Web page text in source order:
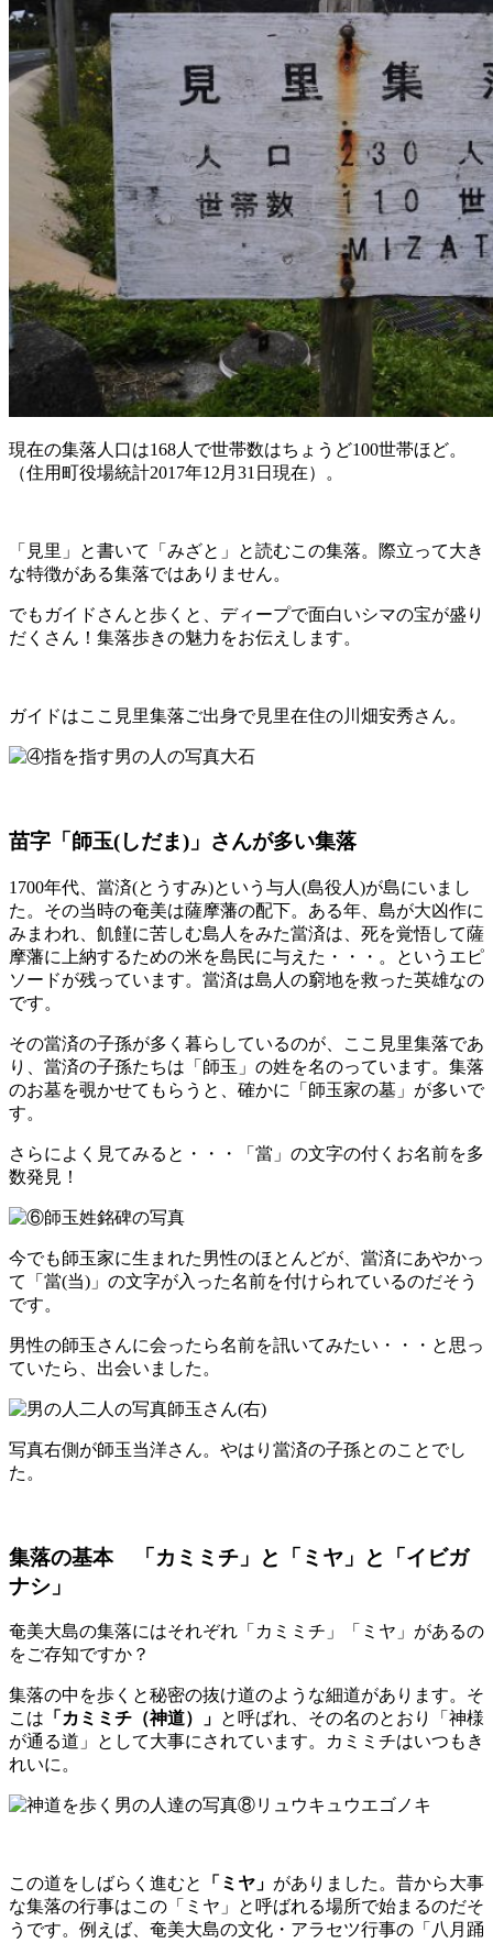
現在の集落人口は168人で世帯数はちょうど100世帯ほど。
（住用町役場統計2017年12月31日現在）。
「見里」と書いて「みざと」と読むこの集落。際立って大き
な特徴がある集落ではありません。
でもガイドさんと歩くと、ディープで面白いシマの宝が盛り
だくさん！集落歩きの魅力をお伝えします。
ガイドはここ見里集落ご出身で見里在住の川畑安秀さん。
苗字「師玉(しだま)」さんが多い集落
1700年代、當済(とうすみ)という与人(島役人)が島にいまし
た。その当時の奄美は薩摩藩の配下。ある年、島が大凶作に
みまわれ、飢饉に苦しむ島人をみた當済は、死を覚悟して薩
摩藩に上納するための米を島民に与えた・・・。というエピ
ソードが残っています。當済は島人の窮地を救った英雄なの
です。
その當済の子孫が多く暮らしているのが、ここ見里集落であ
り、當済の子孫たちは「師玉」の姓を名のっています。集落
のお墓を覗かせてもらうと、確かに「師玉家の墓」が多いで
す。
さらによく見てみると・・・「當」の文字の付くお名前を多
数発見！
今でも師玉家に生まれた男性のほとんどが、當済にあやかっ
て「當(当)」の文字が入った名前を付けられているのだそう
です。
男性の師玉さんに会ったら名前を訊いてみたい・・・と思っ
ていたら、出会いました。
写真右側が師玉当洋さん。やはり當済の子孫とのことでし
た。
集落の基本 「カミミチ」と「ミヤ」と「イビガ
ナシ」
奄美大島の集落にはそれぞれ「カミミチ」「ミヤ」があるの
をご存知ですか？
集落の中を歩くと秘密の抜け道のような細道があります。そ
こは 「カミミチ（神道）」 と呼ばれ、その名のとおり「神様
が通る道」として大事にされています。カミミチはいつもき
れいに。
この道をしばらく進むと 「ミヤ」 がありました。昔から大事
な集落の行事はこの「ミヤ」と呼ばれる場所で始まるのだそ
うです。例えば、奄美大島の文化・アラセツ行事の「八月踊